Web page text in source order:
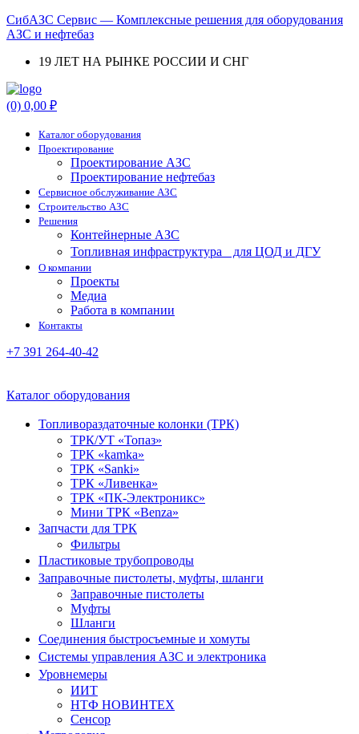
СибАЗС Сервис — Комплексные решения для оборудования
АЗС и нефтебаз
19 ЛЕТ НА РЫНКЕ РОССИИ И СНГ
Menu
(0) 0,00 ₽
Каталог оборудования
Проектирование
Проектирование АЗС
Проектирование нефтебаз
Cервисное обслуживание АЗС
Строительство АЗС
Решения
Контейнерные АЗС
Топливная инфраструктура для ЦОД и ДГУ
О компании
Проекты
Медиа
Работа в компании
Контакты
+7 391 264-40-42
Каталог оборудования
Топливораздаточные колонки (ТРК)
ТРК/УТ «Топаз»
ТРК «kamka»
ТРК «Sanki»
ТРК «Ливенка»
ТРК «ПК-Электроникс»
Мини ТРК «Benza»
Запчасти для ТРК
Фильтры
Пластиковые трубопроводы
Заправочные пистолеты, муфты, шланги
Заправочные пистолеты
Муфты
Шланги
Соединения быстросъемные и хомуты
Системы управления АЗС и электроника
Уровнемеры
ИИТ
НТФ НОВИНТЕХ
Сенсор